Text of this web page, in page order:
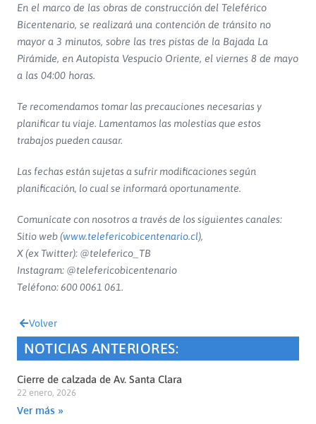
En el marco de las obras de construcción del Teleférico
Bicentenario, se realizará una contención de tránsito no
mayor a 3 minutos, sobre las tres pistas de la Bajada La
Pirámide, en Autopista Vespucio Oriente, el viernes 8 de mayo
a las 04:00 horas.
Te recomendamos tomar las precauciones necesarias y
planificar tu viaje. Lamentamos las molestias que estos
trabajos pueden causar.
Las fechas están sujetas a sufrir modificaciones según
planificación, lo cual se informará oportunamente.
Comunícate con nosotros a través de los siguientes canales:
Sitio web (www.telefericobicentenario.cl),
X (ex Twitter): @teleferico_TB
Instagram: @telefericobicentenario
Teléfono: 600 0061 061.
Volver
NOTICIAS ANTERIORES:
Cierre de calzada de Av. Santa Clara
22 enero, 2026
Ver más »